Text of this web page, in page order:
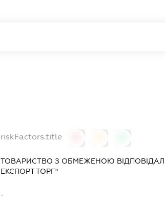
riskFactors.title
ТОВАРИСТВО З ОБМЕЖЕНОЮ
ЕКСПОРТ ТОРГ"
-